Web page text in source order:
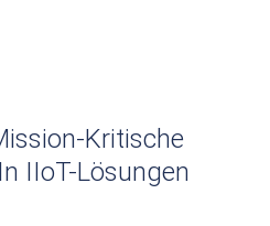
Kritische
IIoT-Lösungen